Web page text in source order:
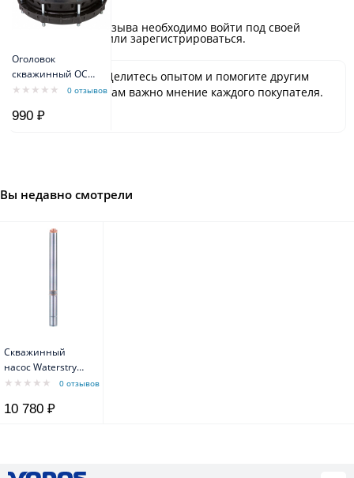
Оголовок
скважинный ОСП
130-140/40
0 отзывов
990 ₽
Для добавления отзыва необходимо войти под своей
учётной записью или зарегистрироваться.
Будьте первым! Делитесь опытом и помогите другим
сделать выбор. Нам важно мнение каждого покупателя.
Спасибо!
Вы недавно смотрели
Скважинный
насос Waterstry
3ST 1-60 3" 0,37kW
0 отзывов
10 780 ₽